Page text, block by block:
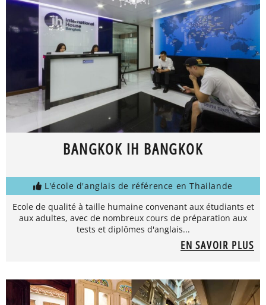
BANGKOK IH BANGKOK
L'école d'anglais de référence en Thailande
Ecole de qualité à taille humaine convenant aux étudiants et
aux adultes, avec de nombreux cours de préparation aux
tests et diplômes d'anglais...
EN SAVOIR PLUS